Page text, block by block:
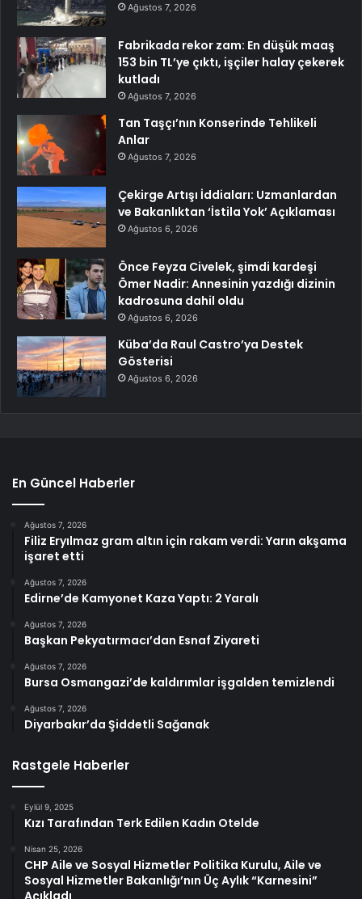
Ağustos 7, 2026
Fabrikada rekor zam: En düşük maaş
153 bin TL’ye çıktı, işçiler halay çekerek
kutladı
Ağustos 7, 2026
Tan Taşçı’nın Konserinde Tehlikeli
Anlar
Ağustos 7, 2026
Çekirge Artışı İddiaları: Uzmanlardan
ve Bakanlıktan ‘İstila Yok’ Açıklaması
Ağustos 6, 2026
Önce Feyza Civelek, şimdi kardeşi
Ömer Nadir: Annesinin yazdığı dizinin
kadrosuna dahil oldu
Ağustos 6, 2026
Küba’da Raul Castro’ya Destek
Gösterisi
Ağustos 6, 2026
En Güncel Haberler
Ağustos 7, 2026
Filiz Eryılmaz gram altın için rakam verdi: Yarın akşama
işaret etti
Ağustos 7, 2026
Edirne’de Kamyonet Kaza Yaptı: 2 Yaralı
Ağustos 7, 2026
Başkan Pekyatırmacı’dan Esnaf Ziyareti
Ağustos 7, 2026
Bursa Osmangazi’de kaldırımlar işgalden temizlendi
Ağustos 7, 2026
Diyarbakır’da Şiddetli Sağanak
Rastgele Haberler
Eylül 9, 2025
Kızı Tarafından Terk Edilen Kadın Otelde
Nisan 25, 2026
CHP Aile ve Sosyal Hizmetler Politika Kurulu, Aile ve
Sosyal Hizmetler Bakanlığı’nın Üç Aylık “Karnesini”